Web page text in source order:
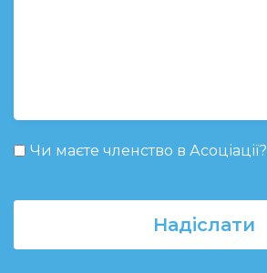
Чи маєте членство в Асоціації?
Надіслати